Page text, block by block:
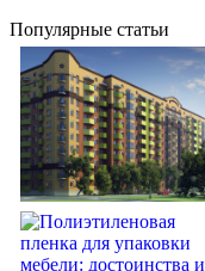
Популярные статьи